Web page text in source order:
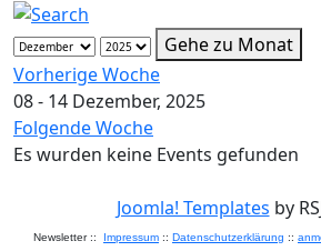
Gehe zu Monat
Vorherige Woche
08 - 14 Dezember, 2025
Folgende Woche
Es wurden keine Events gefunden
Joomla! Templates by
Newsletter :: Impressum :: Datenschutzerklärung ::